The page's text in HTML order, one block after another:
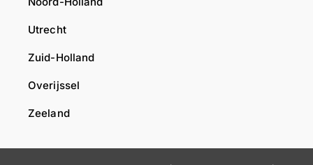
Utrecht
Zuid-Holland
Overijssel
Zeeland